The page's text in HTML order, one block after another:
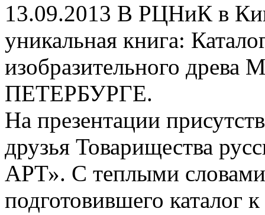
13.09.2013 В РЦНиК в
уникальная книга:
изобразительного
ПЕТЕРБУРГЕ.
На презентации
друзья Товарищества
АРТ». С теплыми словами
подготовившего каталог